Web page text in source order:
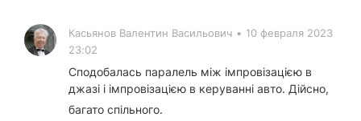
Касьянов Валентин Васильович • 10 февраля 2023
23:02
Сподобалась паралель між імпровізацією в
джазі і імпровізацією в керуванні авто. Дійсно,
багато спільного.